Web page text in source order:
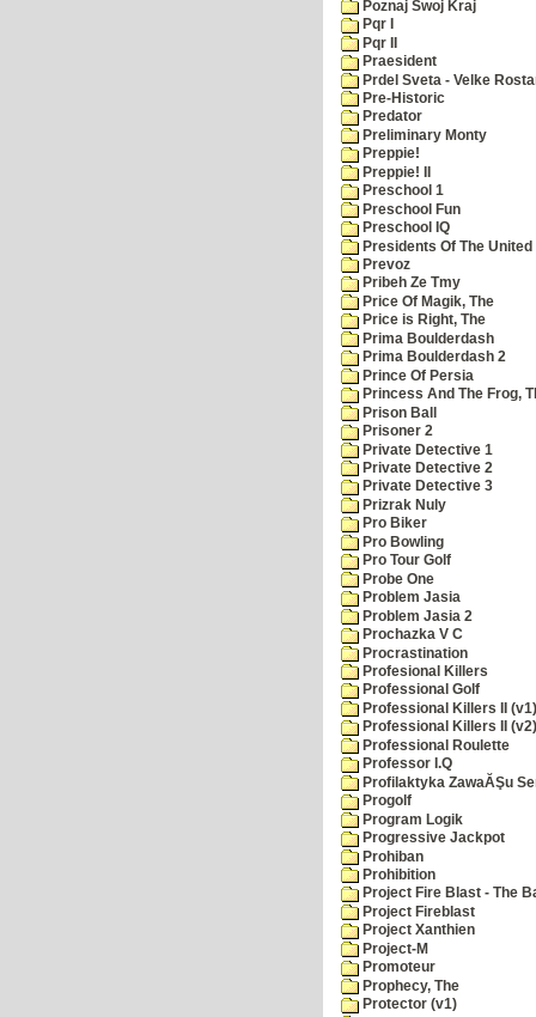
Poznaj Swoj Kraj
Pqr I
Pqr II
Praesident
Prdel Sveta - Velke
Pre-Historic
Predator
Preliminary Monty
Preppie!
Preppie! II
Preschool 1
Preschool Fun
Preschool IQ
Presidents Of The
Prevoz
Pribeh Ze Tmy
Price Of Magik, The
Price is Right, The
Prima Boulderdash
Prima Boulderdash 2
Prince Of Persia
Princess And The Frog,
Prison Ball
Prisoner 2
Private Detective 1
Private Detective 2
Private Detective 3
Prizrak Nuly
Pro Biker
Pro Bowling
Pro Tour Golf
Probe One
Problem Jasia
Problem Jasia 2
Prochazka V C
Procrastination
Profesional Killers
Professional Golf
Professional Killers II (v1)
Professional Killers II (v2)
Professional Roulette
Professor I.Q
Profilaktyka ZawaĂŞu
Progolf
Program Logik
Progressive Jackpot
Prohiban
Prohibition
Project Fire Blast - The
Project Fireblast
Project Xanthien
Project-M
Promoteur
Prophecy, The
Protector (v1)